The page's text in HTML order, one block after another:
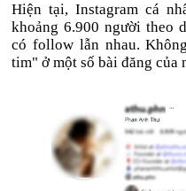
Hiện tại, Instagram cá
khoảng 6.900 người theo
có follow lẫn nhau.
tim" ở một số bài đăng của